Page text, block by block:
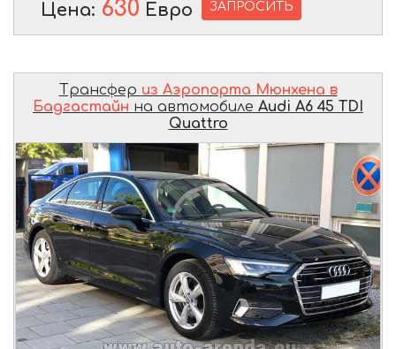
Цена: 630 Евро ЗАПРОСИТЬ
Трансфер из Аэропорта Мюнхена в
Бадгастайн на автомобиле Audi A6 45 TDI
Quattro